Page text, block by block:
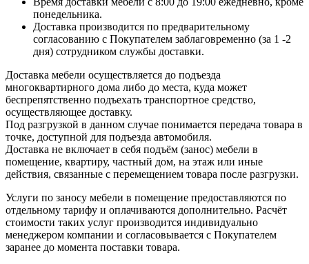
понедельника.
Доставка производится по предварительному
согласованию с Покупателем заблаговременно (за 1 -2
дня) сотрудником службы доставки.
Доставка мебели осуществляется до подъезда
многоквартирного дома либо до места, куда может
беспрепятственно подъехать транспортное средство,
осуществляющее доставку.
Под разгрузкой в данном случае понимается передача товара в
точке, доступной для подъезда автомобиля.
Доставка не включает в себя подъём (занос) мебели в
помещение, квартиру, частный дом, на этаж или иные
действия, связанные с перемещением товара после разгрузки.
Услуги по заносу мебели в помещение предоставляются по
отдельному тарифу и оплачиваются дополнительно. Расчёт
стоимости таких услуг производится индивидуально
менеджером компании и согласовывается с Покупателем
заранее до момента поставки товара.